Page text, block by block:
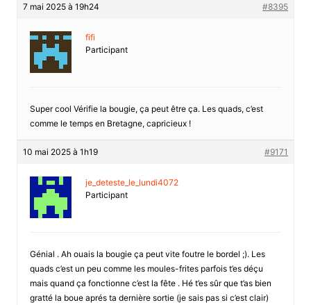
7 mai 2025 à 19h24 #8395
fifi
Participant
Super cool Vérifie la bougie, ça peut être ça. Les quads, c’est
comme le temps en Bretagne, capricieux !
10 mai 2025 à 1h19 #9171
je_deteste_le_lundi4072
Participant
Génial . Ah ouais la bougie ça peut vite foutre le bordel ;). Les
quads c’est un peu comme les moules-frites parfois t’es déçu
mais quand ça fonctionne c’est la fête . Hé t’es sûr que t’as bien
gratté la boue aprés ta dernière sortie (je sais pas si c’est clair)